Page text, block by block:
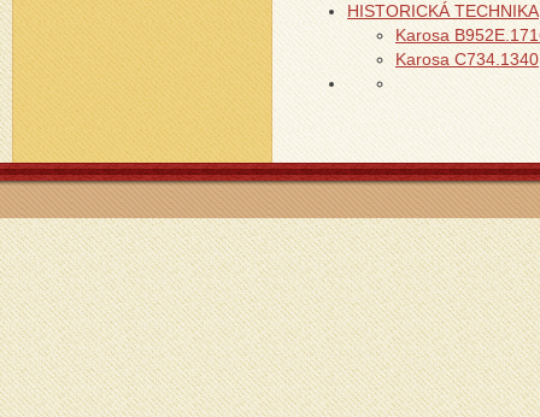
HISTORICKÁ TECHNIKA
Karosa
Karosa C734.1340